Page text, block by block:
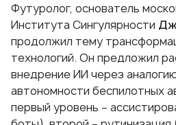
Футуролог, основатель
Института Сингулярности
продолжил тему
технологий. Он предложил
внедрение ИИ через
автономности беспилотных
первый уровень –